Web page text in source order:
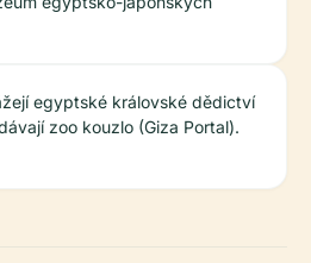
egyptské královské dědictví
zoo kouzlo (Giza Portal).